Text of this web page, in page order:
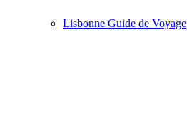
Lisbonne Guide de Voyage